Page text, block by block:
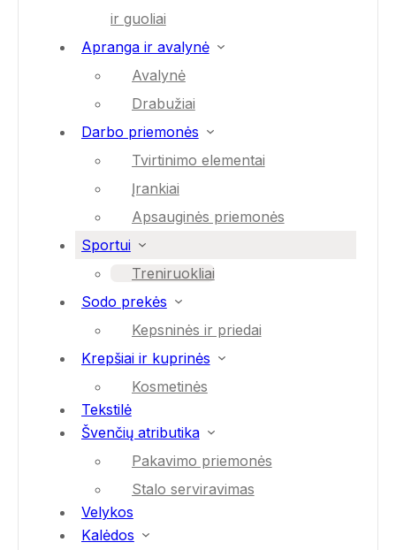
ir guoliai
Apranga ir avalynė
Avalynė
Drabužiai
Darbo priemonės
Tvirtinimo elementai
Įrankiai
Apsauginės priemonės
Sportui
Treniruokliai
Sodo prekės
Kepsninės ir priedai
Krepšiai ir kuprinės
Kosmetinės
Tekstilė
Švenčių atributika
Pakavimo priemonės
Stalo serviravimas
Velykos
Kalėdos